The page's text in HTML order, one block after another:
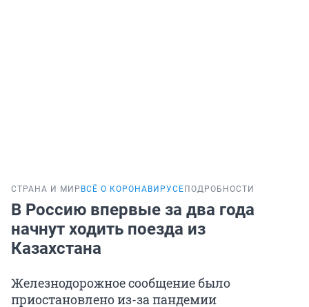
СТРАНА И МИР ВСЁ О КОРОНАВИРУСЕ ПОДРОБНОСТИ
В Россию впервые за два года
начнут ходить поезда из
Казахстана
Железнодорожное сообщение было
приостановлено из-за пандемии